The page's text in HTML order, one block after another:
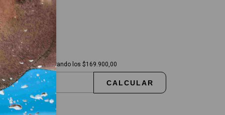
gratis
para el CP:
Envío gratissuperando los $169.900,00
CALCULAR
sé mi código postal